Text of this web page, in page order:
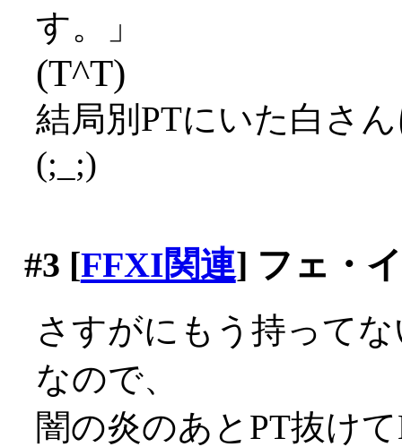
す。」
(T^T)
結局別PTにいた白さ
(;_;)
#3 [FFXI関連] フェ・
さすがにもう持って
なので、
闇の炎のあとPT抜け